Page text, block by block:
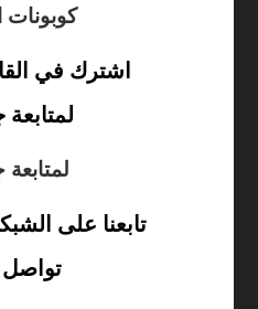
اشترك في
لمتابعة
لمتابعة
تابعنا على
تواصل